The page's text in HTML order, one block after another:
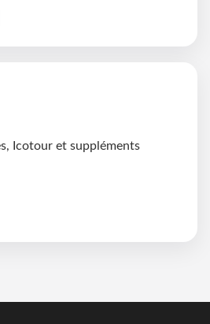
Icotour et suppléments